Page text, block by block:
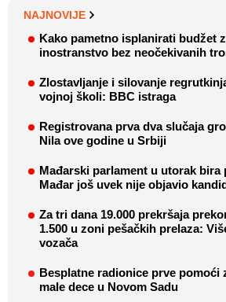
NAJNOVIJE
Kako pametno isplanirati budžet
inostranstvo bez neočekivanih
Zlostavljanje i silovanje
vojnoj školi: BBC istraga
Registrovana prva dva slučaja
Nila ove godine u Srbiji
Mađarski parlament u utorak bira
Mađar još uvek nije objavio
Za tri dana 19.000 prekršaja
1.500 u zoni pešačkih prelaza:
vozača
Besplatne radionice prve pomoći
male dece u Novom Sadu